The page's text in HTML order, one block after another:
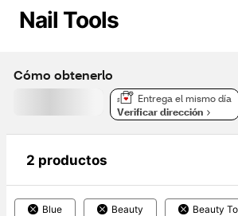
Nail Tools
Cómo obtenerlo
Entrega el mismo día
Verificar dirección
2 productos
Blue Beauty Beauty